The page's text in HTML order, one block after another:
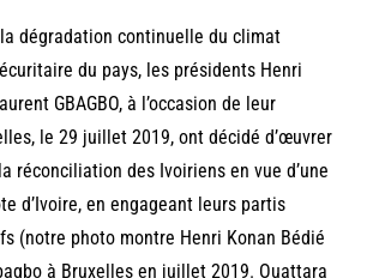
dégradation continuelle du climat
du pays, les présidents Henri
GBAGBO, à l’occasion de leur
le 29 juillet 2019, ont décidé d’œuvrer
réconciliation des Ivoiriens en vue d’une
d’Ivoire, en engageant leurs partis
(notre photo montre Henri Konan Bédié
à Bruxelles en juillet 2019. Ouattara